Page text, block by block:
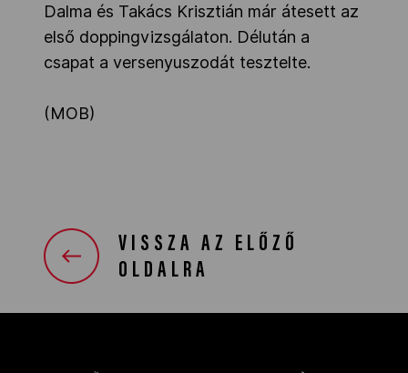
Dalma és Takács Krisztián már átesett az
első doppingvizsgálaton. Délután a
csapat a versenyuszodát tesztelte.
(MOB)
VISSZA AZ ELŐZŐ
OLDALRA